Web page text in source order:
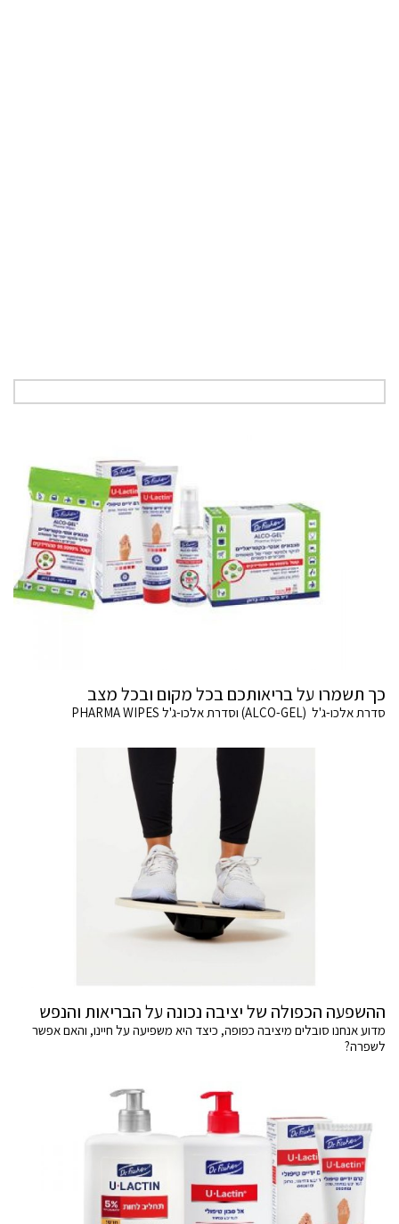
כך תשמרו על בריאותכם בכל מקום ובכל מצב
סדרת אלכו-ג'ל (ALCO-GEL) וסדרת אלכו-ג'ל PHARMA WIPES
ההשפעה הכפולה של יציבה נכונה על הבריאות והנפש
מדוע אנחנו סובלים מיציבה כפופה, כיצד היא משפיעה על חיינו, והאם אפשר
לשפרה?